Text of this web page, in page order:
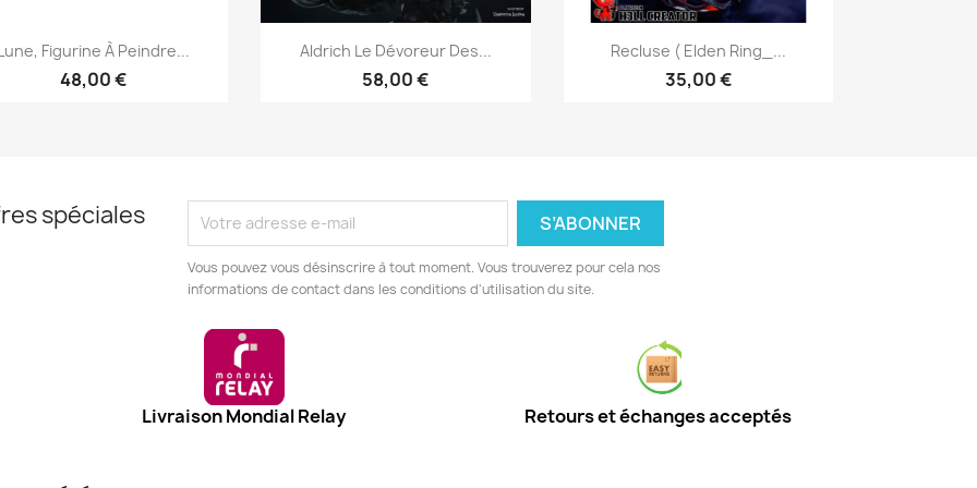
Aperçu rapide
Figurine À Peindre...
48,00 €
Aperçu rapide
Aldrich Le Dévoreur Des...
58,00 €
Aperçu rapide
Recluse ( Elden Ring_...
35,00 €
spéciales
Vous pouvez vous désinscrire à tout moment. Vous trouverez pour cela nos
informations de contact dans les conditions d'utilisation du site.
Livraison Mondial Relay Retours et échanges acceptés